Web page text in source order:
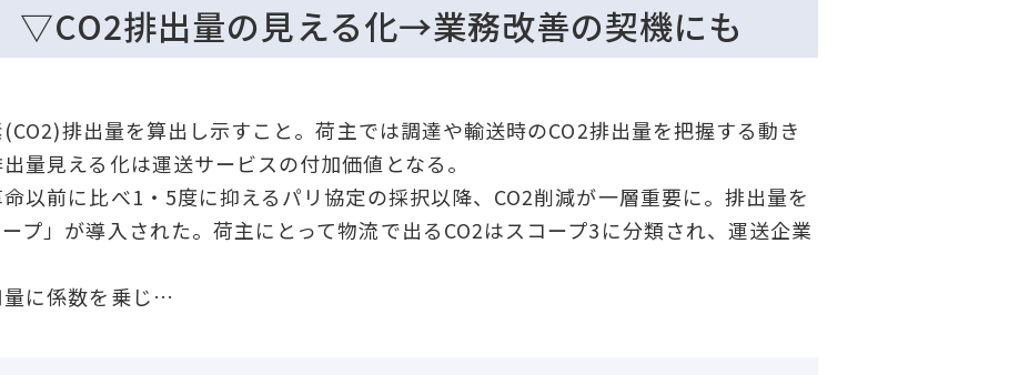
▽CO2排出量の見える化→業務改善の契機にも
排出量を算出し示すこと。荷主では調達や輸送時のCO2排出量を把握する動き
量見える化は運送サービスの付加価値となる。
以前に比べ1・5度に抑えるパリ協定の採択以降、CO2削減が一層重要に。排出量を
プ」が導入された。荷主にとって物流で出るCO2はスコープ3に分類され、運送企業
に係数を乗じ…